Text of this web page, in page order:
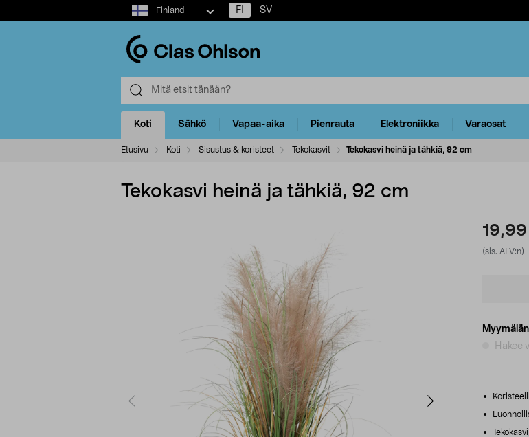
Select
market
Finland FI SV
Koti Sähkö Vapaa-aika Pienrauta Elektroniikka Varaosat
Etusivu Koti Sisustus & koristeet Tekokasvit Tekokasvi heinä ja tähkiä, 92 cm
Tekokasvi heinä ja tähkiä, 92 cm
19,99
(sis. ALV:n)
Hakee